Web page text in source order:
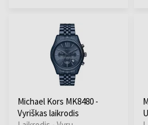
Michael Kors MK8480 -
Vyriškas laikrodis